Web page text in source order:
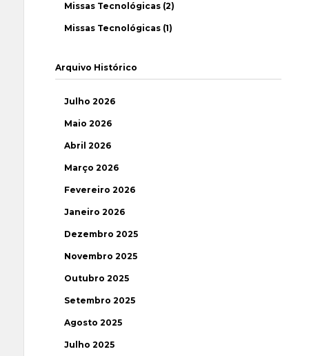
Missas Tecnológicas (2)
Missas Tecnológicas (1)
Arquivo Histórico
Julho 2026
Maio 2026
Abril 2026
Março 2026
Fevereiro 2026
Janeiro 2026
Dezembro 2025
Novembro 2025
Outubro 2025
Setembro 2025
Agosto 2025
Julho 2025